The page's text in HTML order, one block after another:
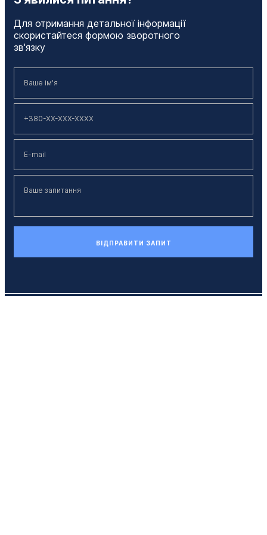
Для отримання детальної інформації
скористайтеся формою зворотного
зв'язку
ВІДПРАВИТИ ЗАПИТ